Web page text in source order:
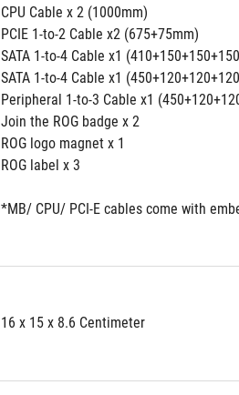
CPU Cable x 2 (1000mm)
PCIE 1-to-2 Cable x2 (675+75mm)
SATA 1-to-4 Cable x1
SATA 1-to-4 Cable x1
Peripheral 1-to-3 Cable x1
Join the ROG badge x 2
ROG logo magnet x 1
ROG label x 3
*MB/ CPU/ PCI-E cables come with
16 x 15 x 8.6 Centimeter